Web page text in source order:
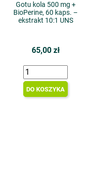
Gotu kola 500 mg +
BioPerine, 60 kaps. –
ekstrakt 10:1 UNS
65,00 zł
DO KOSZYKA